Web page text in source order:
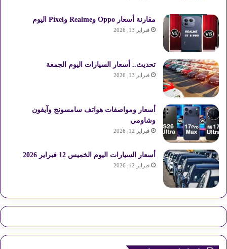
مقارنة أسعار Oppo وRealme وPixel اليوم
فبراير 13, 2026
تحديث.. أسعار السيارات اليوم الجمعة
فبراير 13, 2026
أسعار ومواصفات هواتف سامسونج وآيفون
وشاومي
فبراير 12, 2026
أسعار السيارات اليوم الخميس 12 فبراير 2026
فبراير 12, 2026